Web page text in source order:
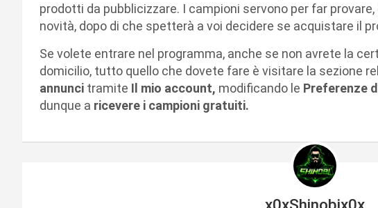
prodotti da pubblicizzare. I campioni servono per far
novità, dopo di che spetterà a voi decidere se acquistare il
Se volete entrare nel programma, anche se non avrete la
domicilio, tutto quello che dovete fare è visitare la sezione
annunci tramite Il mio account, modificando le Preferenze
dunque a ricevere i campioni gratuiti.